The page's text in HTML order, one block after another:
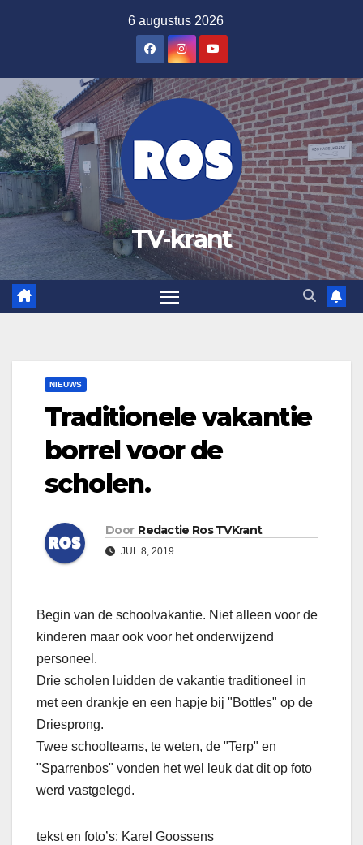
inhoud
6 augustus 2026
TV-krant
NIEUWS
Traditionele vakantie
borrel voor de
scholen.
Door Redactie Ros TVKrant
JUL 8, 2019
Begin van de schoolvakantie. Niet alleen voor de
kinderen maar ook voor het onderwijzend
personeel.
Drie scholen luidden de vakantie traditioneel in
met een drankje en een hapje bij "Bottles" op de
Driesprong.
Twee schoolteams, te weten, de "Terp" en
"Sparrenbos" vonden het wel leuk dat dit op foto
werd vastgelegd.
tekst en foto’s: Karel Goossens